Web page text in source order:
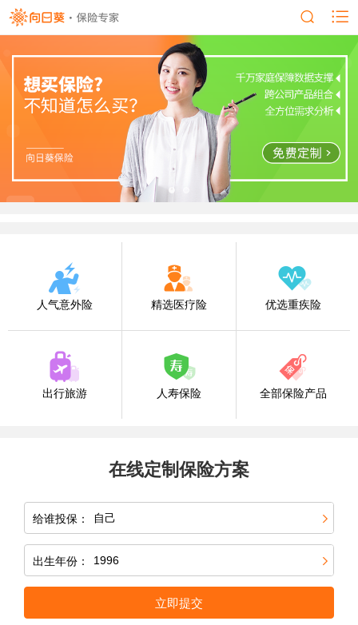
人气意外险 精选医疗险 优选重疾险
出行旅游 人寿保险 全部保险产品
在线定制保险方案
给谁投保：
出生年份：
立即提交